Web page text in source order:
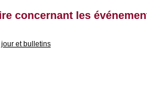
concernant les
et bulletins